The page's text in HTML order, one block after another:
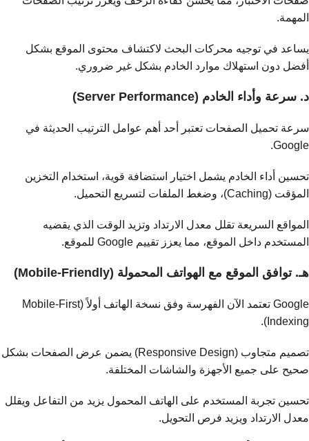
المهمة.
يساعد في توجيه محركات البحث لاكتشاف محتوى الموقع بشكل
أفضل دون استهلاك موارد الخادم بشكل غير ضروري.
د. سرعة وأداء الخادم (Server Performance)
سرعة تحميل الصفحات تعتبر أحد أهم عوامل الترتيب الحديثة في
Google.
تحسين أداء الخادم يشمل اختيار استضافة قوية، استخدام التخزين
المؤقت (Caching)، وضغط الملفات لتسريع التحميل.
المواقع السريعة تقلل معدل الارتداد وتزيد الوقت الذي يقضيه
المستخدم داخل الموقع، مما يعزز تقييم Google للموقع.
هـ. توافق الموقع مع الهواتف المحمولة (Mobile-Friendly)
Google تعتمد الآن الفهرسة وفق نسخة الهاتف أولاً (Mobile-First
Indexing).
تصميم متجاوب (Responsive Design) يضمن عرض الصفحات بشكل
صحيح على جميع الأجهزة والشاشات المختلفة.
تحسين تجربة المستخدم على الهاتف المحمول يزيد من التفاعل ويقلل
معدل الارتداد ويزيد فرص التحويل.